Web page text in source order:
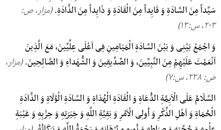
سَیِّداً مِنَ السَّادَةِ وَ قَایِداً مِنَ الْقَادَةِ وَ ذَایِداً مِنَ الذَّادَةِ.(مزار، ص:
۲۰۳, س:۱۳)
وَ اجْمَعْ بَیْنِی وَ بَیْنَ السَّادَةِ الْمَیَامِینِ فِی اَعْلَی عِلِّیِّینَ، مَعَ الَّذِینَ
اَنْعَمْتَ عَلَیْهِمْ مِنَ النَّبِیِّینَ، وَ الصِّدِّیقِینَ وَ الشُّهَداءِ وَ الصَّالِحِینَ.(مزار،
ص: ۲۳۸, س:۷)
السَّلَامُ عَلَی الْاَیِمَّةِ الدُّعَاةِ وَ الْقَادَةِ الْهُدَاةِ وَ السَّادَةِ الْوُلَاةِ وَ الذَّادَةِ
الْحُمَاةِ وَ اَهْلِ الذِّکْرِ وَ اُولِی الْاَمْرِ وَ بَقِیَّةِ اللَّهِ وَ خِیَرَتِهِ وَ حِزْبِهِ وَ عَیْبَةِ